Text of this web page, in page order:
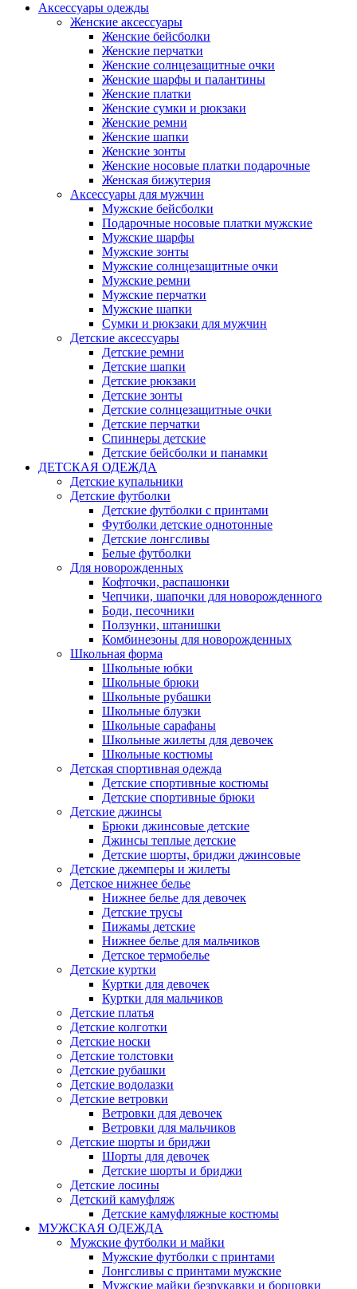
Аксессуары одежды
Женские аксессуары
Женские бейсболки
Женские перчатки
Женские солнцезащитные очки
Женские шарфы и палантины
Женские платки
Женские сумки и рюкзаки
Женские ремни
Женские шапки
Женские зонты
Женские носовые платки подарочные
Женская бижутерия
Аксессуары для мужчин
Мужские бейсболки
Подарочные носовые платки мужские
Мужские шарфы
Мужские зонты
Мужские солнцезащитные очки
Мужские ремни
Мужские перчатки
Мужские шапки
Сумки и рюкзаки для мужчин
Детские аксессуары
Детские ремни
Детские шапки
Детские рюкзаки
Детские зонты
Детские солнцезащитные очки
Детские перчатки
Спиннеры детские
Детские бейсболки и панамки
ДЕТСКАЯ ОДЕЖДА
Детские купальники
Детские футболки
Детские футболки с принтами
Футболки детские однотонные
Детские лонгсливы
Белые футболки
Для новорожденных
Кофточки, распашонки
Чепчики, шапочки для новорожденного
Боди, песочники
Ползунки, штанишки
Комбинезоны для новорожденных
Школьная форма
Школьные юбки
Школьные брюки
Школьные рубашки
Школьные блузки
Школьные сарафаны
Школьные жилеты для девочек
Школьные костюмы
Детская спортивная одежда
Детские спортивные костюмы
Детские спортивные брюки
Детские джинсы
Брюки джинсовые детские
Джинсы теплые детские
Детские шорты, бриджи джинсовые
Детские джемперы и жилеты
Детское нижнее белье
Нижнее белье для девочек
Детские трусы
Пижамы детские
Нижнее белье для мальчиков
Детское термобелье
Детские куртки
Куртки для девочек
Куртки для мальчиков
Детские платья
Детские колготки
Детские носки
Детские толстовки
Детские рубашки
Детские водолазки
Детские ветровки
Ветровки для девочек
Ветровки для мальчиков
Детские шорты и бриджи
Шорты для девочек
Детские шорты и бриджи
Детские лосины
Детский камуфляж
Детские камуфляжные костюмы
МУЖСКАЯ ОДЕЖДА
Мужские футболки и майки
Мужские футболки с принтами
Лонгсливы с принтами мужские
Мужские майки безрукавки и борцовки